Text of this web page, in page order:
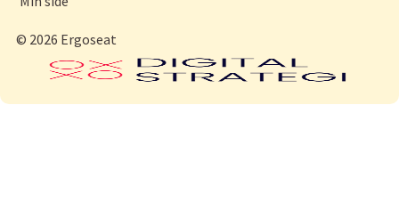
© 2026 Ergoseat